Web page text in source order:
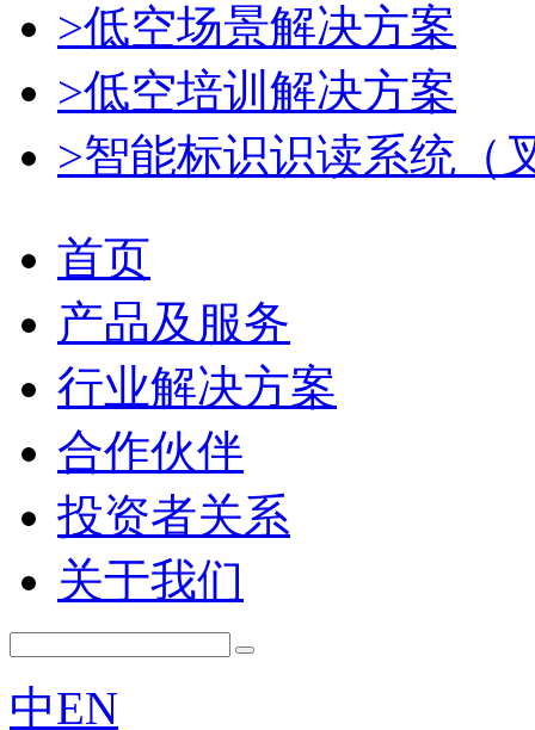
>低空场景解决方案
>低空培训解决方案
>智能标识识读系统（
首页
产品及服务
行业解决方案
合作伙伴
投资者关系
关于我们
中EN